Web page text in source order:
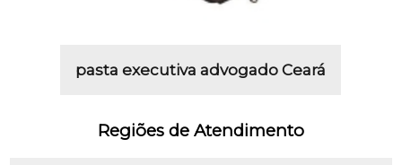
pasta executiva advogado Ceará
Regiões de Atendimento